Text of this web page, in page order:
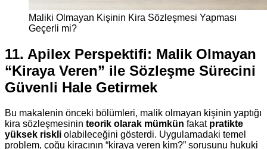
Maliki Olmayan Kişinin Kira Sözleşmesi Yapması
Geçerli mi?
11. Apilex Perspektifi: Malik Olmayan
“Kiraya Veren” ile Sözleşme Sürecini
Güvenli Hale Getirmek
Bu makalenin önceki bölümleri, malik olmayan kişinin yaptığı
kira sözleşmesinin teorik olarak mümkün fakat pratikte
yüksek riskli olabileceğini gösterdi. Uygulamadaki temel
problem, çoğu kiracının “kiraya veren kim?” sorusunu hukuki